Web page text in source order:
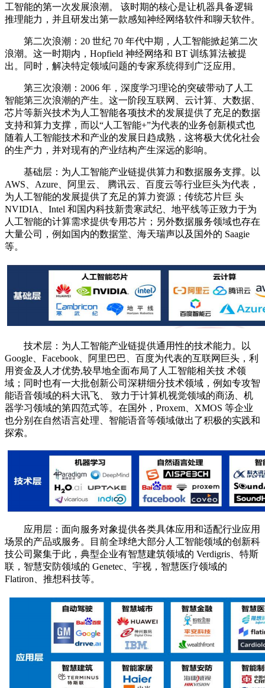
工智能的第一次发展浪潮。 该时期的核心是让机器具备逻辑
推理能力，并且研发出第一款感知神经网络软件和聊天软件。
第二次浪潮：20 世纪 70 年代中期，人工智能掀起第二次
浪潮。这一时期内，Hopfield 神经网络和 BT 训练算法被提
出。同时，解决特定领域问题的专家系统得到广泛应用。
第三次浪潮：2006 年，深度学习理论的突破带动了人工
智能第三次浪潮的产生。这一阶段互联网、云计算、大数据、
芯片等新兴技术为人工智能各项技术的发展提供了充足的数据
支持和算力支撑，而以“人工智能+”为代表的业务创新模式也
随着人工智能技术和产业的发展日趋成熟，这将极大优化社会
的生产力，并对现有的产业结构产生深远的影响。
基础层：为人工智能产业链提供算力和数据服务支撑。以
AWS、Azure、阿里云、 腾讯云、百度云等行业巨头为代表，
为人工智能的发展提供了充足的算力资源；传统芯片巨 头
NVIDIA、Intel 和国内科技新贵寒武纪、地平线等正致力于为
人工智能的计算需求提供专用芯片；另外数据服务领域也存在
大量公司，例如国内的数据堂、海天瑞声以及国外的 Saagie
等。
技术层：为人工智能产业链提供通用性的技术能力。以
Google、Facebook、阿里巴巴、百度为代表的互联网巨头，利
用资金及人才优势,较早地全面布局了人工智能相关技 术领
域；同时也有一大批创新公司深耕细分技术领域，例如专攻智
能语音领域的科大讯飞、 致力于计算机视觉领域的商汤、机
器学习领域的第四范式等。在国外，Proxem、XMOS 等企业
也分别在自然语言处理、智能语音等领域做出了积极的实践和
探索。
应用层：面向服务对象提供各类具体应用和适配行业应用
场景的产品或服务。目前全球绝大部分人工智能领域的创新科
技公司聚集于此，典型企业有智慧建筑领域的 Verdigris、特斯
联，智慧安防领域的 Genetec、宇视，智慧医疗领域的
Flatiron、推想科技等。